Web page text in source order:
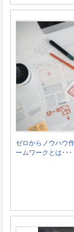
ゼロからノウハウ
ームワークとは･･･